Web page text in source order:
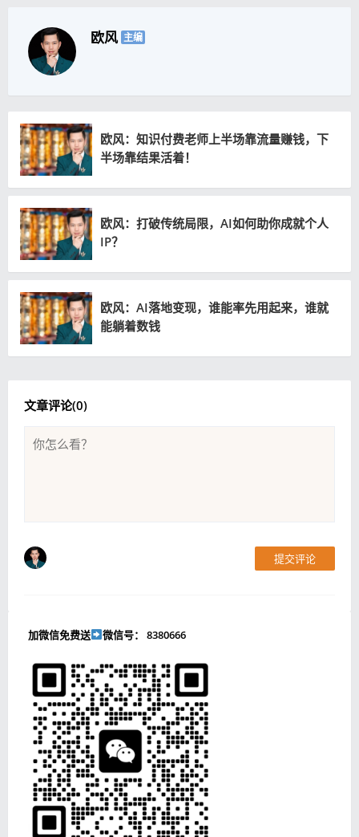
欧风 主编
欧风：知识付费老师上半场靠流量赚钱，下
半场靠结果活着！
欧风：打破传统局限，AI如何助你成就个人
IP？
欧风：AI落地变现，谁能率先用起来，谁就
能躺着数钱
文章评论(0)
提交评论
加微信免费送 微信号： 8380666